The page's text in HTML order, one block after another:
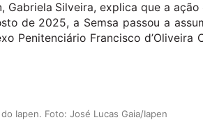
Gabriela Silveira, explica que a
de 2025, a Semsa passou a
Penitenciário Francisco
Iapen. Foto: José Lucas Gaia/Iapen